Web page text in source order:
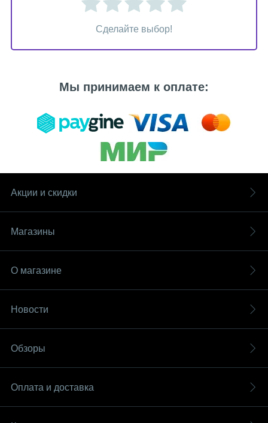
Сделайте выбор!
Мы принимаем к оплате:
Акции и скидки
Магазины
О магазине
Новости
Обзоры
Оплата и доставка